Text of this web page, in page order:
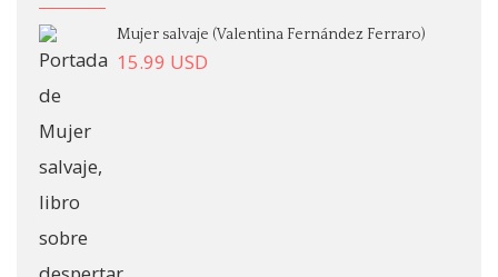
Mujer salvaje (Valentina Fernández Ferraro)
15.99 USD